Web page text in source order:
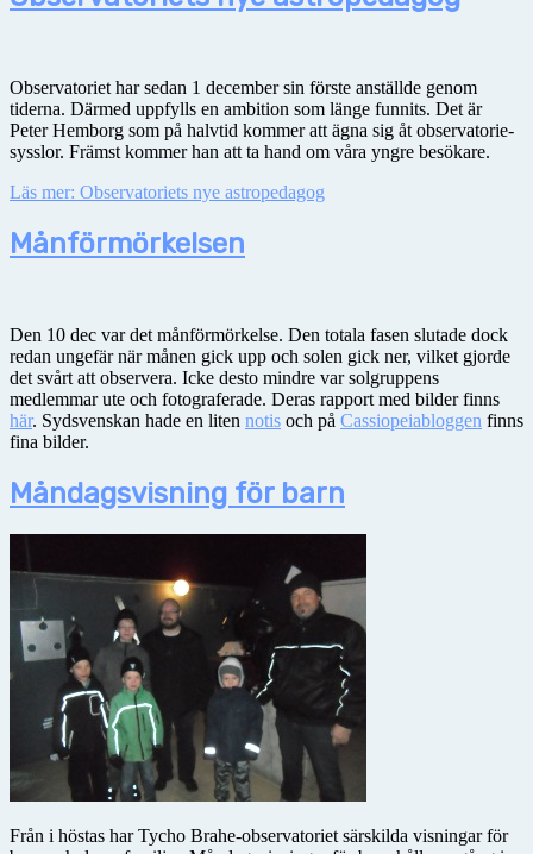
Observatoriet har sedan 1 december sin förste anställde genom
tiderna. Därmed uppfylls en ambition som länge funnits. Det är
Peter Hemborg som på halvtid kommer att ägna sig åt observatorie-
sysslor. Främst kommer han att ta hand om våra yngre besökare.
Läs mer: Observatoriets nye astropedagog
Månförmörkelsen
Den 10 dec var det månförmörkelse. Den totala fasen slutade dock
redan ungefär när månen gick upp och solen gick ner, vilket gjorde
det svårt att observera. Icke desto mindre var solgruppens
medlemmar ute och fotograferade. Deras rapport med bilder finns
här. Sydsvenskan hade en liten notis och på Cassiopeiabloggen finns
fina bilder.
Måndagsvisning för barn
Från i höstas har Tycho Brahe-observatoriet särskilda visningar för